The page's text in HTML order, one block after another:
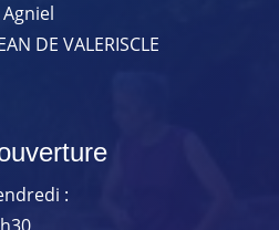
DE VALERISCLE
: